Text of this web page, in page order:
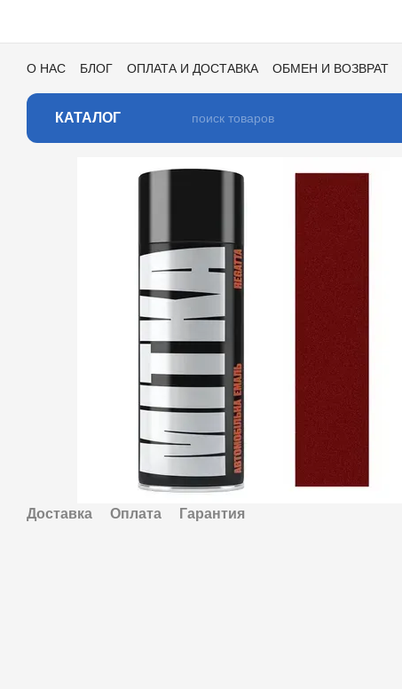
О НАС БЛОГ ОПЛАТА И ДОСТАВКА ОБМЕН И ВОЗВРАТ
КАТАЛОГ
Доставка Оплата Гарантия